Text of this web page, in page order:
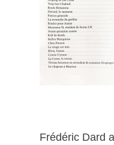
Frédéric Dard